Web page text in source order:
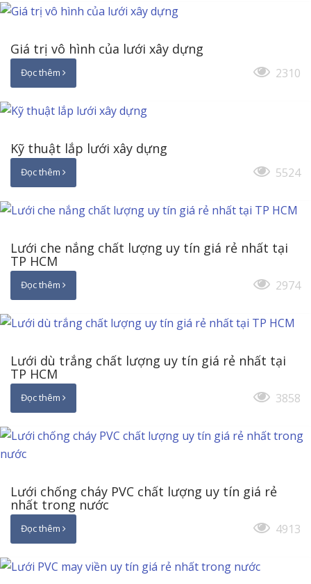
Giá trị vô hình của lưới xây dựng
Đọc thêm 2310
Kỹ thuật lắp lưới xây dựng
Đọc thêm 5524
Lưới che nắng chất lượng uy tín giá rẻ nhất tại
TP HCM
Đọc thêm 2974
Lưới dù trắng chất lượng uy tín giá rẻ nhất tại
TP HCM
Đọc thêm 3858
Lưới chống cháy PVC chất lượng uy tín giá rẻ
nhất trong nước
Đọc thêm 4913